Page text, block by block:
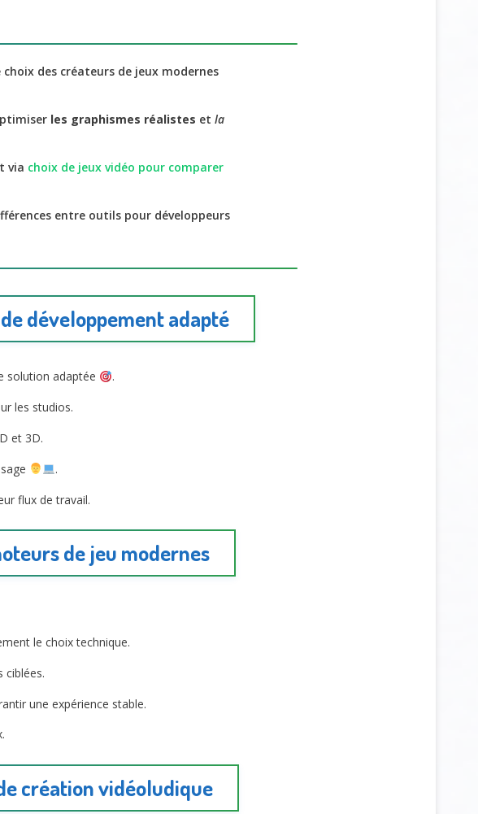
des créateurs de jeux modernes
les graphismes réalistes et la
via choix de jeux vidéo pour comparer
entre outils pour développeurs
développement adapté
solution adaptée
.
les studios.
et 3D.
.
flux de travail.
de jeu modernes
le choix technique.
ciblées.
une expérience stable.
création vidéoludique